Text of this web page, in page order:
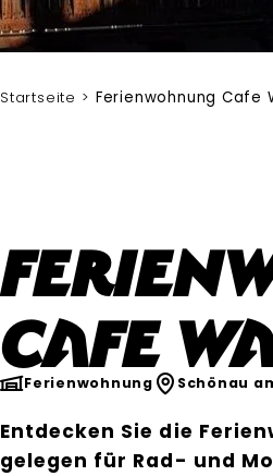
Startseite Ferienwohnung Cafe
Cafe
Ferienwohnung Schönau
Entdecken Sie die
gelegen für Rad- und